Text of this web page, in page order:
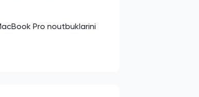
Pro noutbuklarini